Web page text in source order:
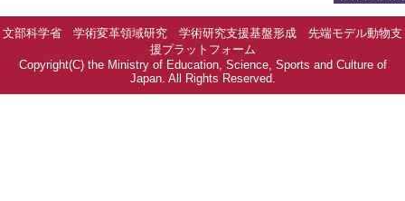
文部科学省 学術変革領域研究 学術研究支援基盤形成 先端モデル動物支
援プラットフォーム
Copyright(C) the Ministry of Education, Science, Sports and Culture of
Japan. All Rights Reserved.